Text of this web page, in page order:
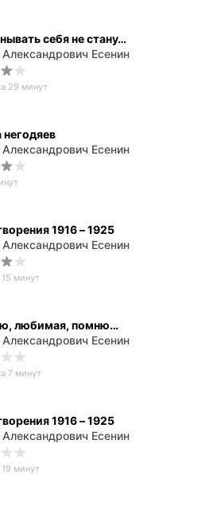
себя не стану…
Есенин
29 минут
негодяев
Есенин
1916 – 1925
Есенин
15 минут
любимая, помню…
Есенин
7 минут
1916 – 1925
Есенин
19 минут